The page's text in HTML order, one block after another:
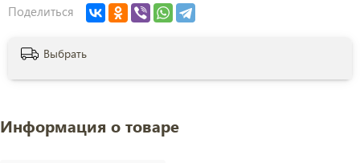
Поделиться
Выбрать
Информация о товаре